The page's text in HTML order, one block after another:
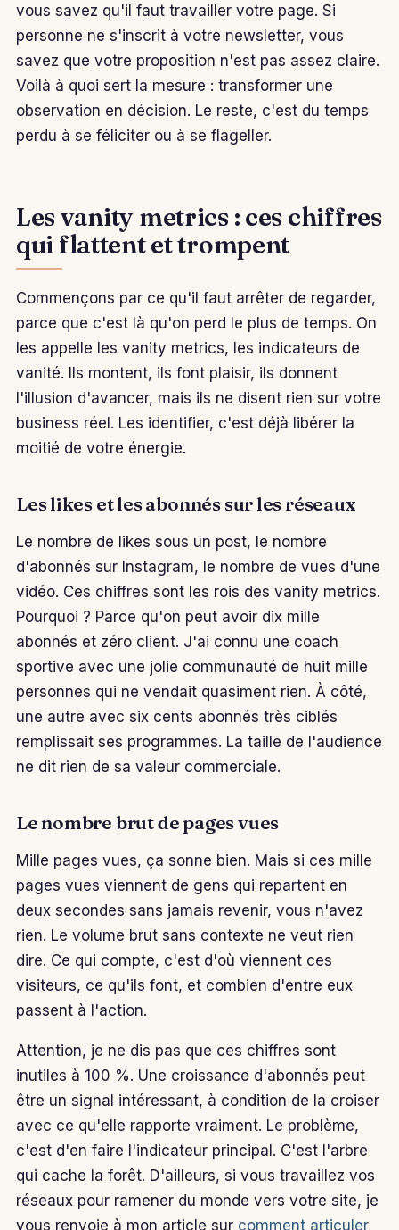
vous savez qu'il faut travailler votre page. Si
personne ne s'inscrit à votre newsletter, vous
savez que votre proposition n'est pas assez claire.
Voilà à quoi sert la mesure : transformer une
observation en décision. Le reste, c'est du temps
perdu à se féliciter ou à se flageller.
Les vanity metrics : ces chiffres
qui flattent et trompent
Commençons par ce qu'il faut arrêter de regarder,
parce que c'est là qu'on perd le plus de temps. On
les appelle les vanity metrics, les indicateurs de
vanité. Ils montent, ils font plaisir, ils donnent
l'illusion d'avancer, mais ils ne disent rien sur votre
business réel. Les identifier, c'est déjà libérer la
moitié de votre énergie.
Les likes et les abonnés sur les réseaux
Le nombre de likes sous un post, le nombre
d'abonnés sur Instagram, le nombre de vues d'une
vidéo. Ces chiffres sont les rois des vanity metrics.
Pourquoi ? Parce qu'on peut avoir dix mille
abonnés et zéro client. J'ai connu une coach
sportive avec une jolie communauté de huit mille
personnes qui ne vendait quasiment rien. À côté,
une autre avec six cents abonnés très ciblés
remplissait ses programmes. La taille de l'audience
ne dit rien de sa valeur commerciale.
Le nombre brut de pages vues
Mille pages vues, ça sonne bien. Mais si ces mille
pages vues viennent de gens qui repartent en
deux secondes sans jamais revenir, vous n'avez
rien. Le volume brut sans contexte ne veut rien
dire. Ce qui compte, c'est d'où viennent ces
visiteurs, ce qu'ils font, et combien d'entre eux
passent à l'action.
Attention, je ne dis pas que ces chiffres sont
inutiles à 100 %. Une croissance d'abonnés peut
être un signal intéressant, à condition de la croiser
avec ce qu'elle rapporte vraiment. Le problème,
c'est d'en faire l'indicateur principal. C'est l'arbre
qui cache la forêt. D'ailleurs, si vous travaillez vos
réseaux pour ramener du monde vers votre site, je
vous renvoie à mon article sur comment articuler